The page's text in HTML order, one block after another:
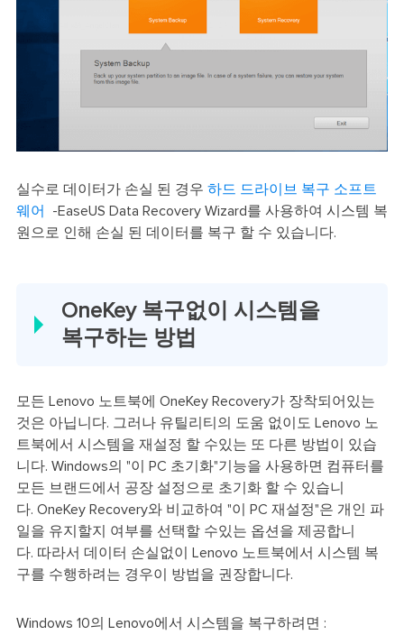
실수로 데이터가 손실 된 경우 하드 드라이브 복구 소프트
웨어
-EaseUS Data Recovery Wizard를 사용하여 시스템 복
원으로 인해 손실 된 데이터를 복구 할 수 있습니다.
OneKey 복구없이 시스템을
복구하는 방법
모든 Lenovo 노트북에 OneKey Recovery가 장착되어있는
것은 아닙니다. 그러나 유틸리티의 도움 없이도 Lenovo 노
트북에서 시스템을 재설정 할 수있는 또 다른 방법이 있습
니다. Windows의 "이 PC 초기화"기능을 사용하면 컴퓨터를
모든 브랜드에서 공장 설정으로 초기화 할 수 있습니
다. OneKey Recovery와 비교하여 "이 PC 재설정"은 개인 파
일을 유지할지 여부를 선택할 수있는 옵션을 제공합니
다. 따라서 데이터 손실없이 Lenovo 노트북에서 시스템 복
구를 수행하려는 경우이 방법을 권장합니다.
Windows 10의 Lenovo에서 시스템을 복구하려면 :